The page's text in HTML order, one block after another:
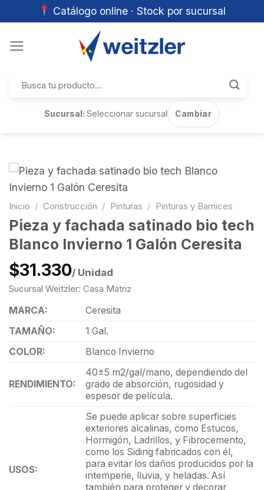
Catálogo online · Stock por sucursal
por:
Sucursal:Seleccionar sucursal Cambiar
Inicio / Construcción / Pinturas / Pinturas y Barnices
Pieza y fachada satinado bio tech
Blanco Invierno 1 Galón Ceresita
$31.330/ Unidad
Sucursal Weitzler: Casa Matriz
MARCA:
Ceresita
TAMAÑO:
1 Gal.
COLOR:
Blanco Invierno
RENDIMIENTO:
40±5 m2/gal/mano, dependiendo del
grado de absorción, rugosidad y
espesor de película.
USOS:
Se puede aplicar sobre superficies
exteriores alcalinas, como Estucos,
Hormigón, Ladrillos, y Fibrocemento,
como los Siding fabricados con él,
para evitar los daños producidos por la
intemperie, lluvia, y heladas. Así
también para proteger y decorar